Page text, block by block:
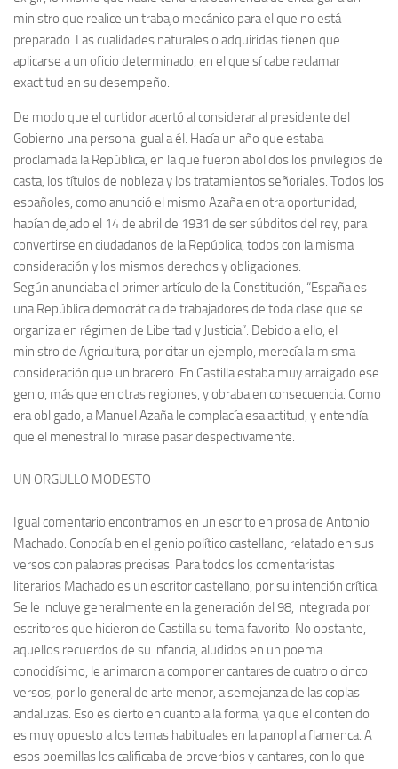
ministro que realice un trabajo mecánico para el que no está
preparado. Las cualidades naturales o adquiridas tienen que
aplicarse a un oficio determinado, en el que sí cabe reclamar
exactitud en su desempeño.
De modo que el curtidor acertó al considerar al presidente del
Gobierno una persona igual a él. Hacía un año que estaba
proclamada la República, en la que fueron abolidos los privilegios de
casta, los títulos de nobleza y los tratamientos señoriales. Todos los
españoles, como anunció el mismo Azaña en otra oportunidad,
habían dejado el 14 de abril de 1931 de ser súbditos del rey, para
convertirse en ciudadanos de la República, todos con la misma
consideración y los mismos derechos y obligaciones.
Según anunciaba el primer artículo de la Constitución, “España es
una República democrática de trabajadores de toda clase que se
organiza en régimen de Libertad y Justicia”. Debido a ello, el
ministro de Agricultura, por citar un ejemplo, merecía la misma
consideración que un bracero. En Castilla estaba muy arraigado ese
genio, más que en otras regiones, y obraba en consecuencia. Como
era obligado, a Manuel Azaña le complacía esa actitud, y entendía
que el menestral lo mirase pasar despectivamente.
UN ORGULLO MODESTO
Igual comentario encontramos en un escrito en prosa de Antonio
Machado. Conocía bien el genio político castellano, relatado en sus
versos con palabras precisas. Para todos los comentaristas
literarios Machado es un escritor castellano, por su intención crítica.
Se le incluye generalmente en la generación del 98, integrada por
escritores que hicieron de Castilla su tema favorito. No obstante,
aquellos recuerdos de su infancia, aludidos en un poema
conocidísimo, le animaron a componer cantares de cuatro o cinco
versos, por lo general de arte menor, a semejanza de las coplas
andaluzas. Eso es cierto en cuanto a la forma, ya que el contenido
es muy opuesto a los temas habituales en la panoplia flamenca. A
esos poemillas los calificaba de proverbios y cantares, con lo que